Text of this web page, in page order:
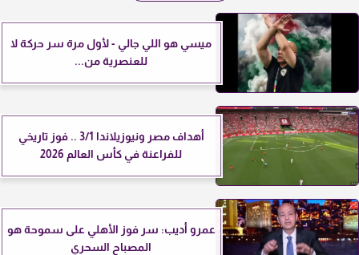
ميسي هو اللي جالي - لأول مرة سر حركة لا
للعنصرية من...
أهداف مصر ونيوزيلاندا 3/1 .. فوز تاريخي
للفراعنة في كأس العالم 2026
عمرو أديب: سر فوز الأهلي على سموحة هو
المصباح السحري